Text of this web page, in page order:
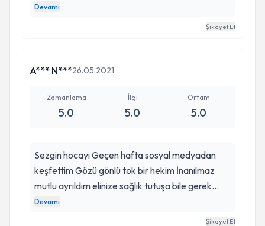
elemana bahşiş bırakmak istedim aldım cevap
çok tşk ederim gerek yok hocam bizim hakkımızı
Devamı
Şikayet Et
A*** N***26.05.2021
Zamanlama
5.0
İlgi
5.0
Ortam
5.0
Sezgin hocayı Geçen hafta sosyal medyadan
keşfettim Gözü gönlü tok bir hekim İnanılmaz
mutlu ayrıldım elinize sağlık tutuşa bile gerek
kalmadı +estetik klinikte çalışıp yüzünde tekbir
işlem olmayan temizyüzlü elemanınıza olsun
Devamı
Şikayet Et